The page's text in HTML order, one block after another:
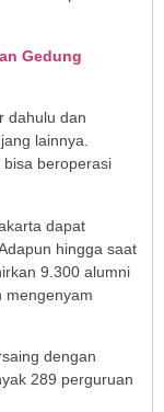
Gedung
dahulu dan
lainnya.
beroperasi
dapat
hingga saat
9.300 alumni
mengenyam
dengan
289 perguruan